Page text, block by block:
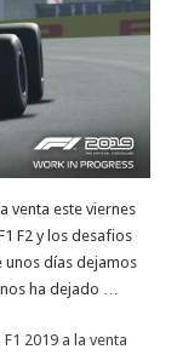
venta este viernes
F2 y los desafios
unos días dejamos
ha dejado …
2019 a la venta